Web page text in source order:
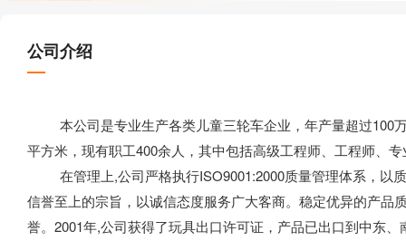
公司介绍
本公司是专业生产各类儿童三轮车企业，年产量超过100
平方米，现有职工400余人，其中包括高级工程师、工程师、
在管理上,公司严格执行ISO9001:2000质量管理体系，以
信誉至上的宗旨，以诚信态度服务广大客商。稳定优异的产品
誉。2001年,公司获得了玩具出口许可证，产品已出口到中东